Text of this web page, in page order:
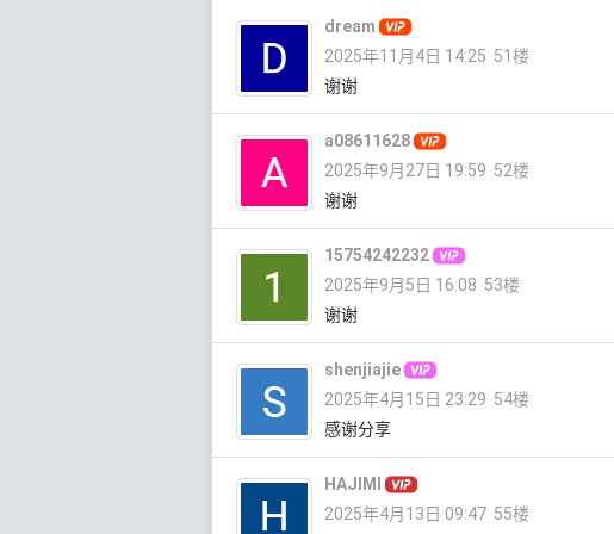
dream
2025年11月4日 14:25 51楼
谢谢
a08611628
2025年9月27日 19:59 52楼
谢谢
15754242232
2025年9月5日 16:08 53楼
谢谢
shenjiajie
2025年4月15日 23:29 54楼
感谢分享
HAJIMI
2025年4月13日 09:47 55楼